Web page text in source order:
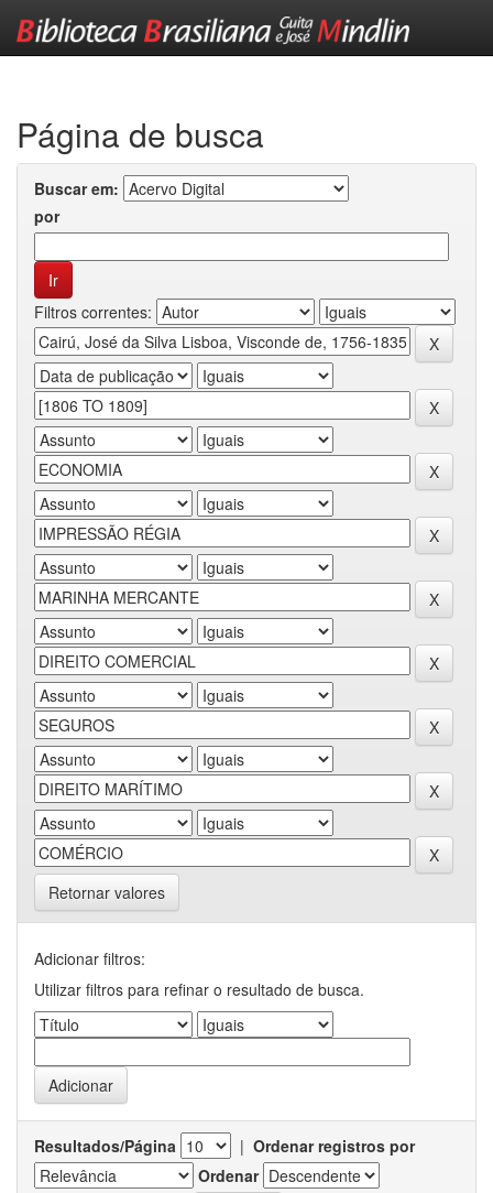
Página de busca
Buscar em:
por
Filtros correntes:
Retornar valores
Adicionar filtros:
Utilizar filtros para refinar o resultado de busca.
Resultados/Página | Ordenar registros por
Ordenar